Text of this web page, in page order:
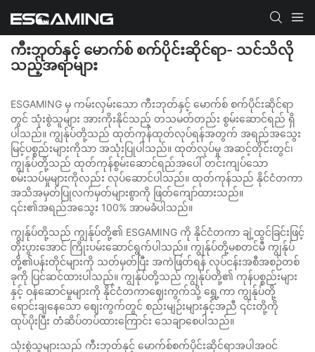
ကီးဘုတ်နှင့် မောက်စ် စက်ပိုင်းဆိုင်ရာ- သင်သိလို
သည့်အရာများ
ESGAMING မှ ကမ်းလှမ်းသော ကီးဘုတ်နှင့် မောက်စ် စက်ပိုင်းဆိုင်ရာ
တွင် သုံးစွဲသူများ အားကိုးနိုင်သည့် တသမတ်တည်း စွမ်းဆောင်ရည် ရှိ
ပါသည်။ ကျွန်ုပ်တို့သည် ထုတ်ကုန်ထုတ်လုပ်ရန်အတွက် အရည်အသွေး
မြင့်ပစ္စည်းများကိုသာ အသုံးပြုပါသည်။ ထုတ်လုပ်မှု အဆင့်တိုင်းတွင်၊
ကျွန်ုပ်တို့သည် ထုတ်ကုန်စွမ်းဆောင်ရည်အပေါ် တင်းကျပ်သော
စမ်းသပ်မှုများကိုလည်း လုပ်ဆောင်ပါသည်။ ထုတ်ကုန်သည် နိုင်ငံတကာ
အသိအမှတ်ပြုလက်မှတ်များစွာကို ဖြတ်ကျော်ထားသည်။
၎င်း၏အရည်အသွေး 100% အာမခံပါသည်။
ကျွန်ုပ်တို့သည် ကျွန်ုပ်တို့၏ ESGAMING ကို နိုင်ငံတကာ ချဲ့ထွင်ခြင်းဖြင့်
တိုးပွားအောင် ကြိုးပမ်းဆောင်ရွက်ပါသည်။ ကျွန်ုပ်တို့မစတင်မီ ကျွန်ုပ်
တို့၏ပန်းတိုင်များကို သတ်မှတ်ပြီး အကဲဖြတ်ရန် လုပ်ငန်းအစီအစဉ်တစ်
ခုကို ပြင်ဆင်ထားပါသည်။ ကျွန်ုပ်တို့သည် ကျွန်ုပ်တို့၏ ကုန်ပစ္စည်းများ
နှင့် ဝန်ဆောင်မှုများကို နိုင်ငံတကာဈေးကွက်သို့ ရွှေ့ကာ ကျွန်ုပ်တို့
ရောင်းချနေသော စျေးကွက်တွင် စည်းမျဉ်းများနှင့်အညီ ၎င်းတို့ကို
ထုပ်ပိုးပြီး တံဆိပ်တပ်ထားကြောင်း သေချာစေပါသည်။
သုံးစွဲသူများသည် ကီးဘုတ်နှင့် မောက်စ်စက်ပိုင်းဆိုင်ရာအပါအဝင်